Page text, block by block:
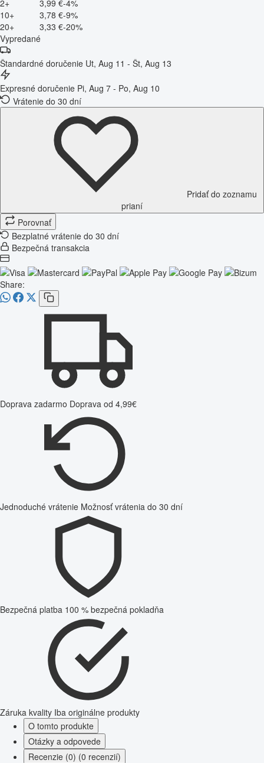
2+
3,99 €-4%
10+
3,78 €-9%
20+
3,33 €-20%
Vypredané
Štandardné doručenie Ut, Aug 11 - Št, Aug 13
Expresné doručenie Pi, Aug 7 - Po, Aug 10
Vrátenie do 30 dní
Pridať do zoznamu
prianí
Porovnať
Bezplatné vrátenie do 30 dní
Bezpečná transakcia
Share:
Doprava zadarmo Doprava od 4,99€
Jednoduché vrátenie Možnosť vrátenia do 30 dní
Bezpečná platba 100 % bezpečná pokladňa
Záruka kvality Iba originálne produkty
O tomto produkte
Otázky a odpovede
Recenzie (0) (0 recenzií)